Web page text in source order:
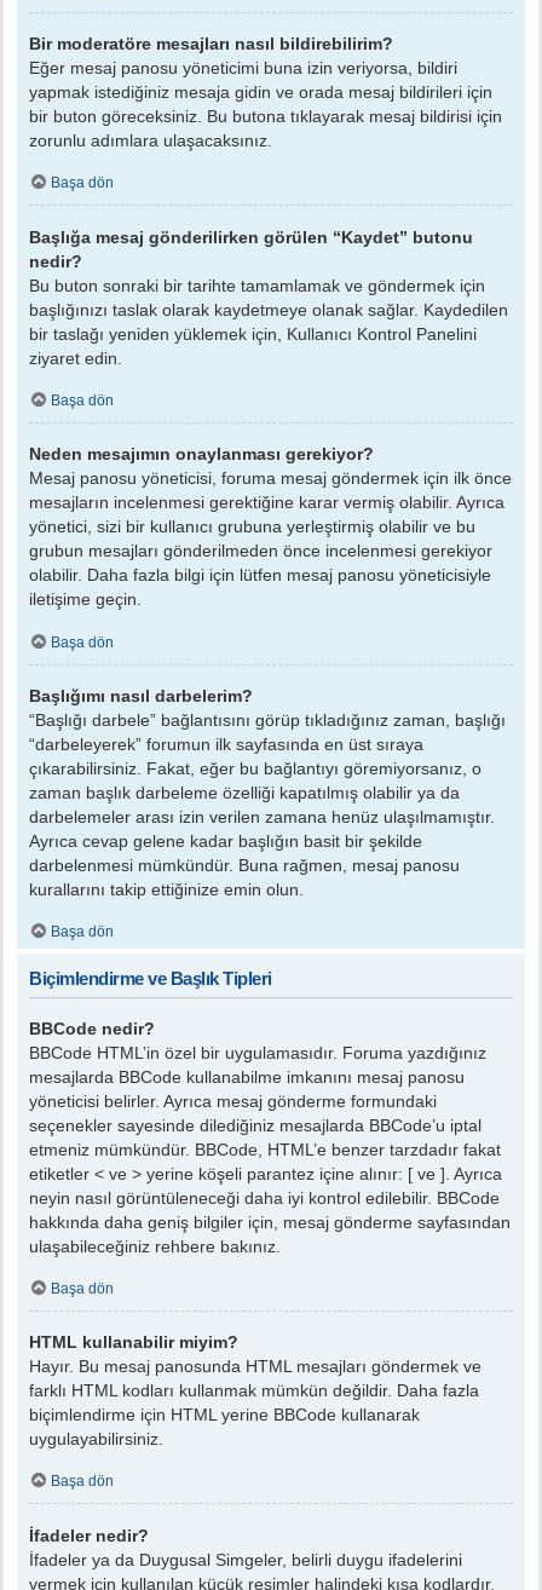
Bir moderatöre mesajları nasıl bildirebilirim?
Eğer mesaj panosu yöneticimi buna izin veriyorsa, bildiri
yapmak istediğiniz mesaja gidin ve orada mesaj bildirileri için
bir buton göreceksiniz. Bu butona tıklayarak mesaj bildirisi için
zorunlu adımlara ulaşacaksınız.
Başa dön
Başlığa mesaj gönderilirken görülen “Kaydet” butonu
nedir?
Bu buton sonraki bir tarihte tamamlamak ve göndermek için
başlığınızı taslak olarak kaydetmeye olanak sağlar. Kaydedilen
bir taslağı yeniden yüklemek için, Kullanıcı Kontrol Panelini
ziyaret edin.
Başa dön
Neden mesajımın onaylanması gerekiyor?
Mesaj panosu yöneticisi, foruma mesaj göndermek için ilk önce
mesajların incelenmesi gerektiğine karar vermiş olabilir. Ayrıca
yönetici, sizi bir kullanıcı grubuna yerleştirmiş olabilir ve bu
grubun mesajları gönderilmeden önce incelenmesi gerekiyor
olabilir. Daha fazla bilgi için lütfen mesaj panosu yöneticisiyle
iletişime geçin.
Başa dön
Başlığımı nasıl darbelerim?
“Başlığı darbele” bağlantısını görüp tıkladığınız zaman, başlığı
“darbeleyerek” forumun ilk sayfasında en üst sıraya
çıkarabilirsiniz. Fakat, eğer bu bağlantıyı göremiyorsanız, o
zaman başlık darbeleme özelliği kapatılmış olabilir ya da
darbelemeler arası izin verilen zamana henüz ulaşılmamıştır.
Ayrıca cevap gelene kadar başlığın basit bir şekilde
darbelenmesi mümkündür. Buna rağmen, mesaj panosu
kurallarını takip ettiğinize emin olun.
Başa dön
Biçimlendirme ve Başlık Tipleri
BBCode nedir?
BBCode HTML’in özel bir uygulamasıdır. Foruma yazdığınız
mesajlarda BBCode kullanabilme imkanını mesaj panosu
yöneticisi belirler. Ayrıca mesaj gönderme formundaki
seçenekler sayesinde dilediğiniz mesajlarda BBCode’u iptal
etmeniz mümkündür. BBCode, HTML’e benzer tarzdadır fakat
etiketler < ve > yerine köşeli parantez içine alınır: [ ve ]. Ayrıca
neyin nasıl görüntüleneceği daha iyi kontrol edilebilir. BBCode
hakkında daha geniş bilgiler için, mesaj gönderme sayfasından
ulaşabileceğiniz rehbere bakınız.
Başa dön
HTML kullanabilir miyim?
Hayır. Bu mesaj panosunda HTML mesajları göndermek ve
farklı HTML kodları kullanmak mümkün değildir. Daha fazla
biçimlendirme için HTML yerine BBCode kullanarak
uygulayabilirsiniz.
Başa dön
İfadeler nedir?
İfadeler ya da Duygusal Simgeler, belirli duygu ifadelerini
vermek için kullanılan küçük resimler halindeki kısa kodlardır.